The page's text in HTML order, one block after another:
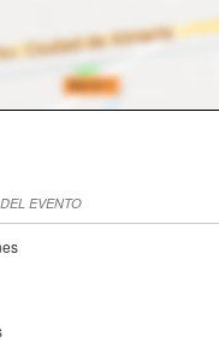
EVENTO